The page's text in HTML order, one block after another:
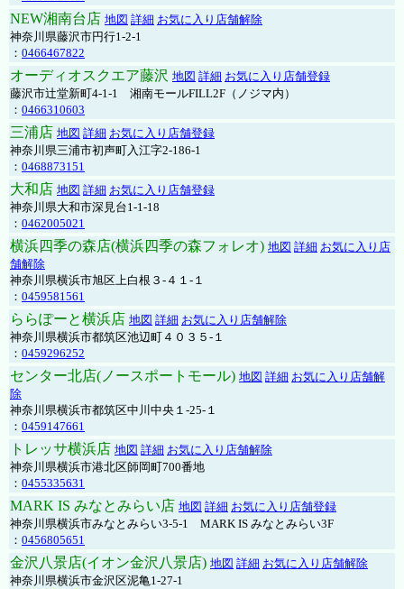
NEW湘南台店 地図 詳細 お気に入り店舗解除
神奈川県藤沢市円行1-2-1
： 0466467822
オーディオスクエア藤沢 地図 詳細 お気に入り店舗登録
藤沢市辻堂新町4-1-1 湘南モールFILL2F（ノジマ内）
： 0466310603
三浦店 地図 詳細 お気に入り店舗登録
神奈川県三浦市初声町入江字2-186-1
： 0468873151
大和店 地図 詳細 お気に入り店舗登録
神奈川県大和市深見台1-1-18
： 0462005021
横浜四季の森店(横浜四季の森フォレオ) 地図 詳細 お気に入り店
舗解除
神奈川県横浜市旭区上白根３-４１-１
： 0459581561
ららぽーと横浜店 地図 詳細 お気に入り店舗解除
神奈川県横浜市都筑区池辺町４０３５-１
： 0459296252
センター北店(ノースポートモール) 地図 詳細 お気に入り店舗解
除
神奈川県横浜市都筑区中川中央１-25-１
： 0459147661
トレッサ横浜店 地図 詳細 お気に入り店舗解除
神奈川県横浜市港北区師岡町700番地
： 0455335631
MARK IS みなとみらい店 地図 詳細 お気に入り店舗登録
神奈川県横浜市みなとみらい3-5-1 MARK IS みなとみらい3F
： 0456805651
金沢八景店(イオン金沢八景店) 地図 詳細 お気に入り店舗解除
神奈川県横浜市金沢区泥亀1-27-1